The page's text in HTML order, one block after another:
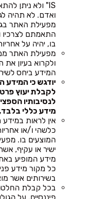
IS" ולא ניתן להתאימם לצרכיו של כל אדם
ואדם. לא תהיה
מפעילת האתר
התאמתם לצרכיו
בו, יהיה על
מפעילת האתר
ולקרוא בעיון
המידע ביחס
יודגש כי המידע
לקבלת יעוץ
לנסיבותיו
מידע כללי בלבד,
אין לראות
כלשהי ו/או
המוצעים בו.
ישיר או עקיף,
מידע המופיע
כל מקור מידע
בשירותים אשר
בכל קבלת